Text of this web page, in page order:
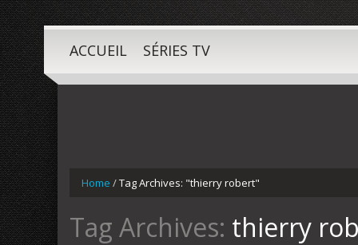
ACCUEIL SÉRIES TV
Home /Tag Archives: "thierry robert"
Tag Archives: thierry